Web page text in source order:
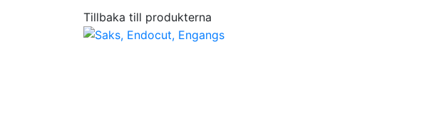
Tillbaka till produkterna